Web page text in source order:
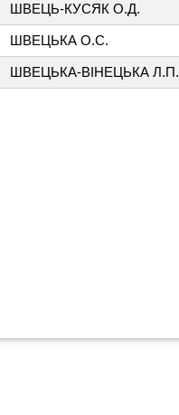
ШВЕЦЬ-КУСЯК О.Д.
ШВЕЦЬКА О.С.
ШВЕЦЬКА-ВІНЕЦЬКА Л.П.